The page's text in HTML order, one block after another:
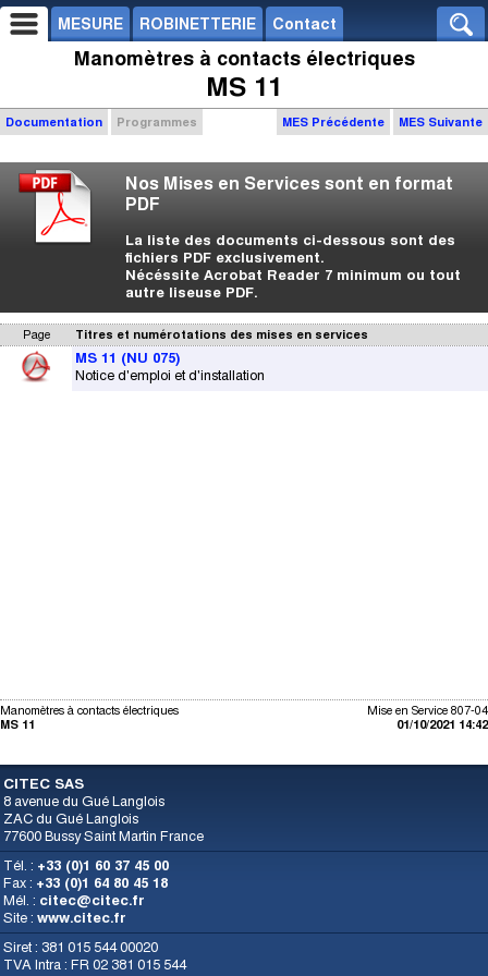
MESURE ROBINETTERIE Contact
Manomètres à contacts électriques
MS 11
MES Précédente MES Suivante
Documentation Programmes
Nos Mises en Services sont en format
PDF
La liste des documents ci-dessous sont des
fichiers PDF exclusivement.
Nécéssite Acrobat Reader 7 minimum ou tout
autre liseuse PDF.
Page Titres et numérotations des mises en services
MS 11 (NU 075)
Notice d'emploi et d'installation
Mise en Service 807-04
01/10/2021 14:42
Manomètres à contacts électriques
MS 11
CITEC SAS
8 avenue du Gué Langlois
ZAC du Gué Langlois
77600 Bussy Saint Martin France
Tél. : +33 (0)1 60 37 45 00
Fax : +33 (0)1 64 80 45 18
Mél. : citec@citec.fr
Site : www.citec.fr
Siret : 381 015 544 00020
TVA Intra : FR 02 381 015 544